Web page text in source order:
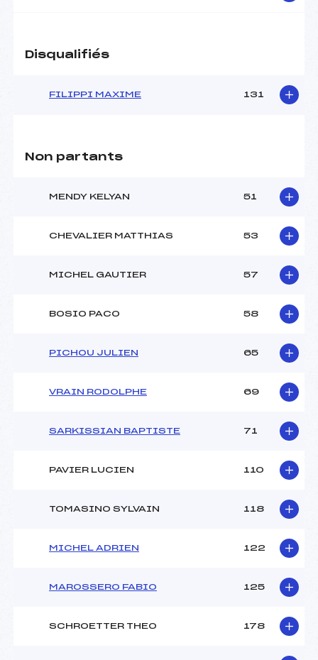
Disqualifiés
FILIPPI MAXIME 131
Non partants
MENDY KELYAN 51
CHEVALIER MATTHIAS 53
MICHEL GAUTIER 57
BOSIO PACO 58
PICHOU JULIEN 65
VRAIN RODOLPHE 69
SARKISSIAN BAPTISTE 71
PAVIER LUCIEN 110
TOMASINO SYLVAIN 118
MICHEL ADRIEN 122
MAROSSERO FABIO 125
SCHROETTER THEO 178